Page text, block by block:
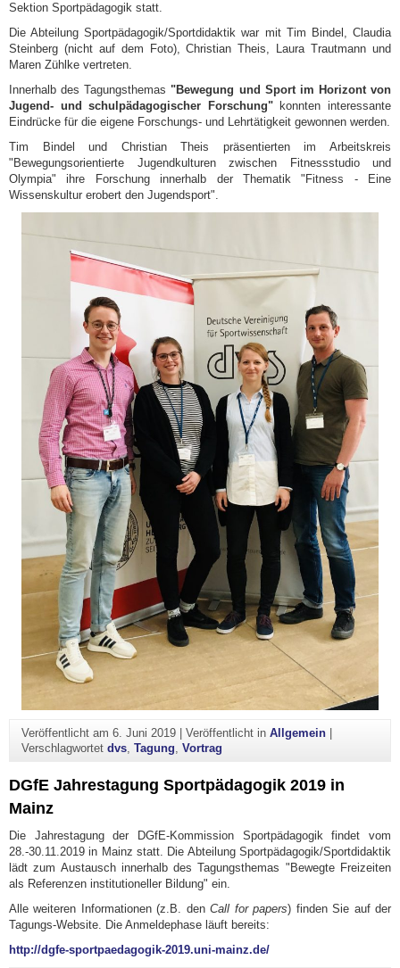
Sektion Sportpädagogik statt.
Die Abteilung Sportpädagogik/Sportdidaktik war mit Tim Bindel, Claudia
Steinberg (nicht auf dem Foto), Christian Theis, Laura Trautmann und
Maren Zühlke vertreten.
Innerhalb des Tagungsthemas"Bewegung und Sport im Horizont von
Jugend- und schulpädagogischer Forschung" konnten interessante
Eindrücke für die eigene Forschungs- und Lehrtätigkeit gewonnen werden.
Tim Bindel und Christian Theis präsentierten im Arbeitskreis
" Bewegungsorientierte Jugendkulturen zwischen Fitnessstudio und
Olympia" ihre Forschung innerhalb der Thematik "Fitness - Eine
Wissenskultur erobert den Jugendsport".
Veröffentlicht am 6. Juni 2019| Veröffentlicht in Allgemein|
Verschlagwortet dvs, Tagung, Vortrag
DGfE Jahrestagung Sportpädagogik 2019 in
Mainz
Die Jahrestagung der DGfE-Kommission Sportpädagogik findet vom
28.-30.11.2019 in Mainz statt. Die Abteilung Sportpädagogik/Sportdidaktik
lädt zum Austausch innerhalb des Tagungsthemas "Bewegte Freizeiten
als Referenzen institutioneller Bildung" ein.
Alle weiteren Informationen (z.B. denCall for papers) finden Sie auf der
Tagungs-Website. Die Anmeldephase läuft bereits:
http://dgfe-sportpaedagogik-2019.uni-mainz.de/